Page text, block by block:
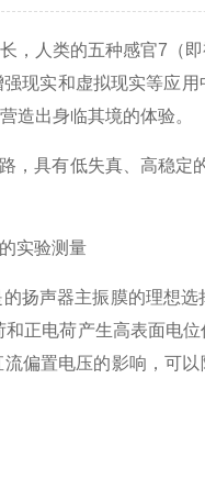
人类的五种感官7（
现实和虚拟现实等应
造出身临其境的体验。
具有低失真、高稳定
实验测量
扬声器主振膜的理想
正电荷产生高表面电
偏置电压的影响，可